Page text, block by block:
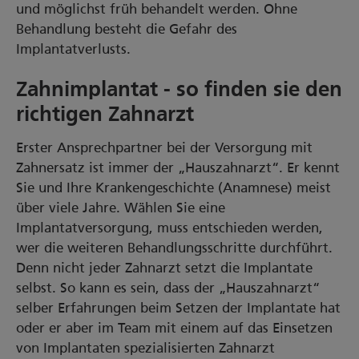
und möglichst früh behandelt werden. Ohne
Behandlung besteht die Gefahr des
Implantatverlusts.
Zahnimplantat - so finden sie den
richtigen Zahnarzt
Erster Ansprechpartner bei der Versorgung mit
Zahnersatz ist immer der „Hauszahnarzt“. Er kennt
Sie und Ihre Krankengeschichte (Anamnese) meist
über viele Jahre. Wählen Sie eine
Implantatversorgung, muss entschieden werden,
wer die weiteren Behandlungsschritte durchführt.
Denn nicht jeder Zahnarzt setzt die Implantate
selbst. So kann es sein, dass der „Hauszahnarzt“
selber Erfahrungen beim Setzen der Implantate hat
oder er aber im Team mit einem auf das Einsetzen
von Implantaten spezialisierten Zahnarzt